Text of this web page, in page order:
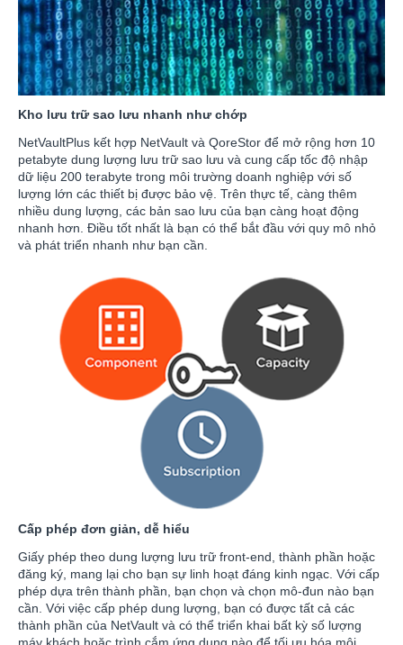
Kho lưu trữ sao lưu nhanh như chớp
NetVaultPlus kết hợp NetVault và QoreStor để mở rộng hơn 10
petabyte dung lượng lưu trữ sao lưu và cung cấp tốc độ nhập
dữ liệu 200 terabyte trong môi trường doanh nghiệp với số
lượng lớn các thiết bị được bảo vệ. Trên thực tế, càng thêm
nhiều dung lượng, các bản sao lưu của bạn càng hoạt động
nhanh hơn. Điều tốt nhất là bạn có thể bắt đầu với quy mô nhỏ
và phát triển nhanh như bạn cần.
Cấp phép đơn giản, dễ hiểu
Giấy phép theo dung lượng lưu trữ front-end, thành phần hoặc
đăng ký, mang lại cho bạn sự linh hoạt đáng kinh ngạc. Với cấp
phép dựa trên thành phần, bạn chọn và chọn mô-đun nào bạn
cần. Với việc cấp phép dung lượng, bạn có được tất cả các
thành phần của NetVault và có thể triển khai bất kỳ số lượng